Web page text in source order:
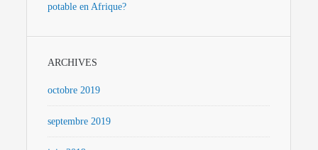
potable en Afrique?
ARCHIVES
octobre 2019
septembre 2019